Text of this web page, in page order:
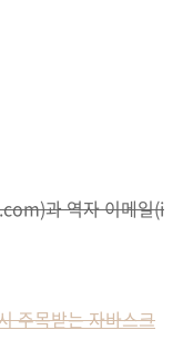
과 역자 이메일(i
주목받는 자바스크